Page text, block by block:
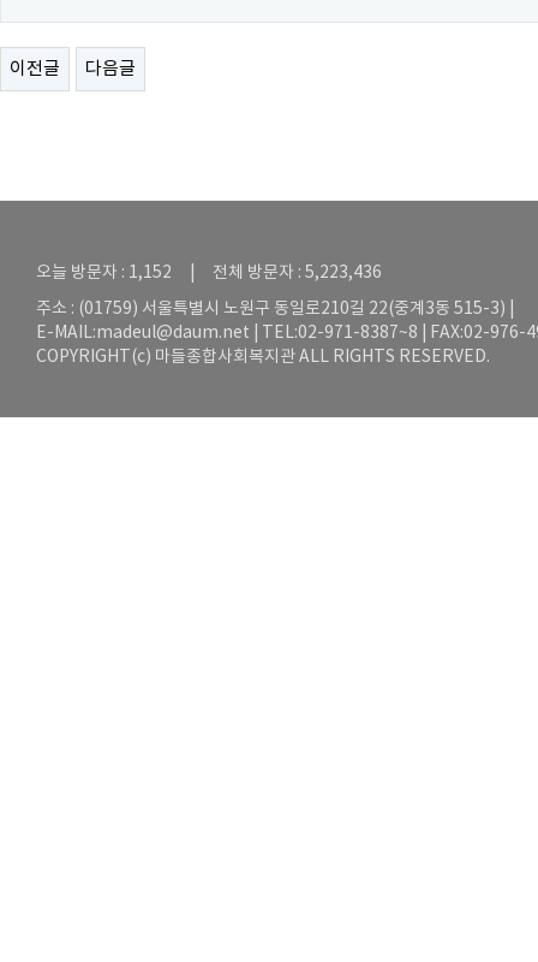
이전글 다음글
오늘 방문자 : 1,152 | 전체 방문자 : 5,223,436
주소 : (01759) 서울특별시 노원구 동일로210길 22(중계3동 515-3) |
E-MAIL:madeul@daum.net | TEL:02-971-8387~8 | FAX:02-976-
COPYRIGHT(c) 마들종합사회복지관 ALL RIGHTS RESERVED.